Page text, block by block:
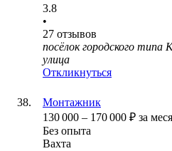
3.8
•
27 отзывов
посёлок городского типа
улица
Откликнуться
Монтажник
130 000 – 170 000 ₽ за
Без опыта
Вахта